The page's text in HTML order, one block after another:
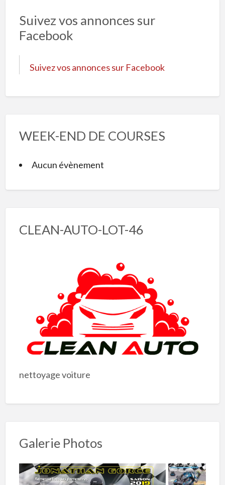
Suivez vos annonces sur
Facebook
Suivez vos annonces sur Facebook
WEEK-END DE COURSES
Aucun évènement
CLEAN-AUTO-LOT-46
nettoyage voiture
Galerie Photos